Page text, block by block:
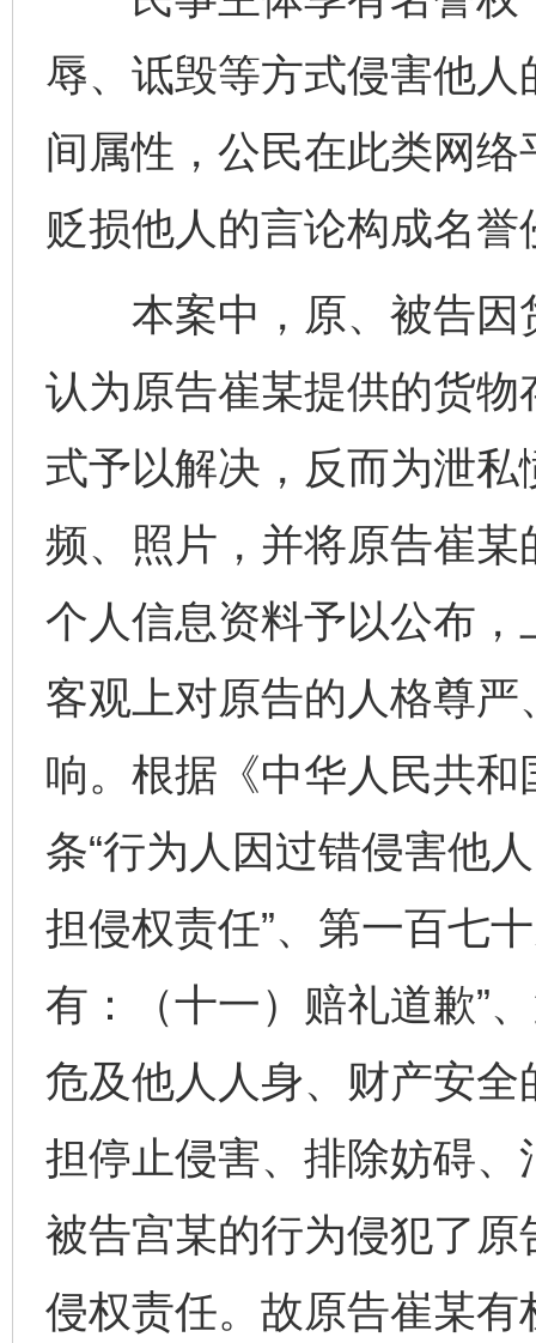
辱、诋毁等方式侵害他
间属性，公民在此类网
贬损他人的言论构成名
本案中，原、被告因
认为原告崔某提供的货
式予以解决，反而为泄
频、照片，并将原告崔
个人信息资料予以公布
客观上对原告的人格尊
响。根据《中华人民共
条“行为人因过错侵害他
担侵权责任”、第一百七
有：（十一）赔礼道歉”
危及他人人身、财产安
担停止侵害、排除妨碍、
被告宫某的行为侵犯了
侵权责任。故原告崔某